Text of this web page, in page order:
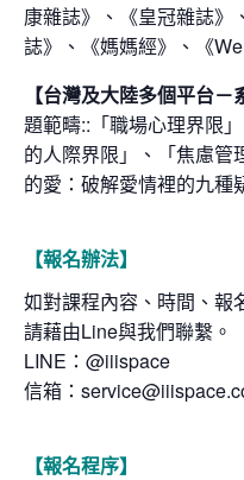
康雜誌》、《皇冠雜誌》
誌》、《媽媽經》、《We
【台灣及大陸多個平台－
題範疇::「職場心理界限
的人際界限」、「焦慮管
的愛：破解愛情裡的九種
【報名辦法】
如對課程內容、時間、報
請藉由Line與我們聯繫。
LINE：@iiispace
信箱：
【報名程序】